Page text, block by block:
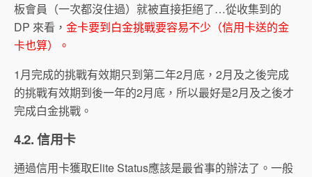
板會員（一次都沒住過）就被直接拒絕了…從收集到的
DP 來看， 金卡要到白金挑戰要容易不少（信用卡送的金
卡也算）。
1月完成的挑戰有效期只到第二年2月底，2月及之後完成
的挑戰有效期到後一年的2月底，所以最好是2月及之後才
完成白金挑戰。
4.2. 信用卡
通過信用卡獲取Elite Status應該是最省事的辦法了。一般